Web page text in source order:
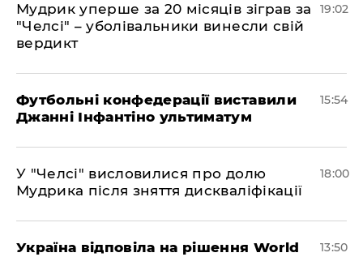
​Мудрик уперше за 20 місяців зіграв за
"Челсі" – уболівальники винесли свій
вердикт
19:02
Футбольні конфедерації виставили
Джанні Інфантіно ультиматум
15:54
У "Челсі" висловилися про долю
Мудрика після зняття дискваліфікації
18:00
Україна відповіла на рішення World
13:50